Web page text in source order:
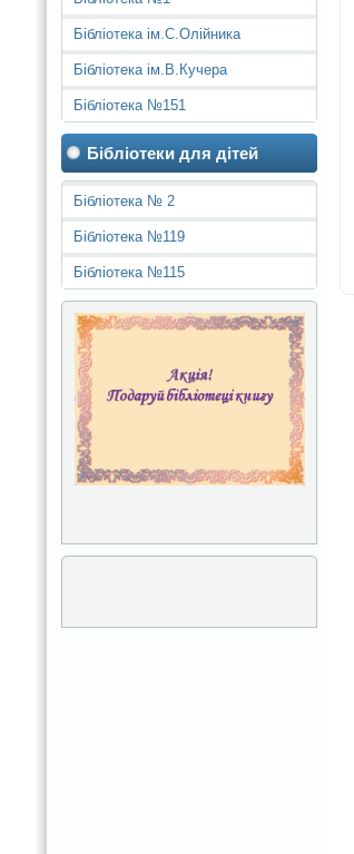
Бібліотека ім.С.Олійника
Бібліотека ім.В.Кучера
Бібліотека №151
Бібліотеки для дітей
Бібліотека № 2
Бібліотека №119
Бібліотека №115